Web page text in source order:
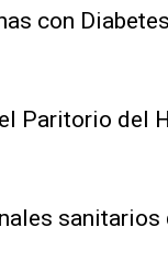
con
Paritorio del
sanitarios